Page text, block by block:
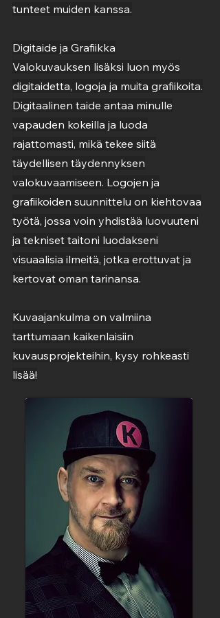
tunteet muiden kanssa.
Digitaide ja Grafiikka
Valokuvauksen lisäksi luon myös
digitaidetta, logoja ja muita grafiikoita.
Digitaalinen taide antaa minulle
vapauden kokeilla ja luoda
rajattomasti, mikä tekee siitä
täydellisen täydennyksen
valokuvaamiseen. Logojen ja
grafiikoiden suunnittelu on kiehtovaa
työtä, jossa voin yhdistää luovuuteni
ja tekniset taitoni luodakseni
visuaalisia ilmeitä, jotka erottuvat ja
kertovat oman tarinansa.
Kuvaajankulma on valmiina
tarttumaan kaikenlaisiin
kuvausprojekteihin, kysy rohkeasti
lisää!​​​